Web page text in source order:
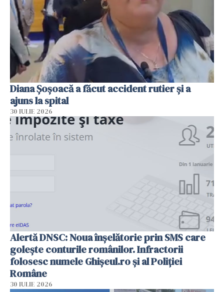
Diana Șoșoacă a făcut accident rutier și a
ajuns la spital
30 IULIE 2026
Alertă DNSC: Noua înșelătorie prin SMS care
golește conturile românilor. Infractorii
folosesc numele Ghișeul.ro și al Poliției
Române
30 IULIE 2026